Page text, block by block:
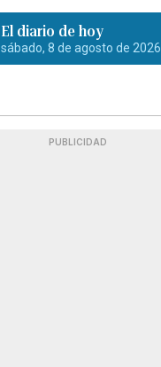
El diario de hoy
sábado, 8 de agosto de 2026
PUBLICIDAD